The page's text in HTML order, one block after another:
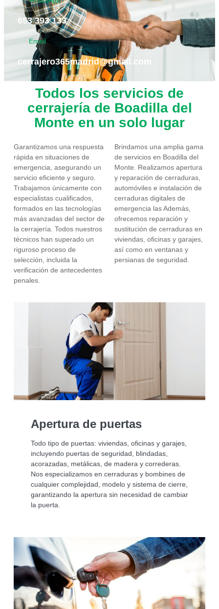
653 393 133
Email
cerrajero365madrid@gmail.com
Todos los servicios de
cerrajería de Boadilla del
Monte en un solo lugar
Garantizamos una respuesta
rápida en situaciones de
emergencia, asegurando un
servicio eficiente y seguro.
Trabajamos únicamente con
especialistas cualificados,
formados en las tecnologías
más avanzadas del sector de
la cerrajería. Todos nuestros
técnicos han superado un
riguroso proceso de
selección, incluida la
verificación de antecedentes
penales.
Brindamos una amplia gama
de servicios en Boadilla del
Monte. Realizamos apertura
y reparación de cerraduras,
automóviles e instalación de
cerraduras digitales de
emergencia las Además,
ofrecemos reparación y
sustitución de cerraduras en
viviendas, oficinas y garajes,
así como en ventanas y
persianas de seguridad.
Apertura de puertas
Todo tipo de puertas: viviendas, oficinas y garajes,
incluyendo puertas de seguridad, blindadas,
acorazadas, metálicas, de madera y correderas.
Nos especializamos en cerraduras y bombines de
cualquier complejidad, modelo y sistema de cierre,
garantizando la apertura sin necesidad de cambiar
la puerta.